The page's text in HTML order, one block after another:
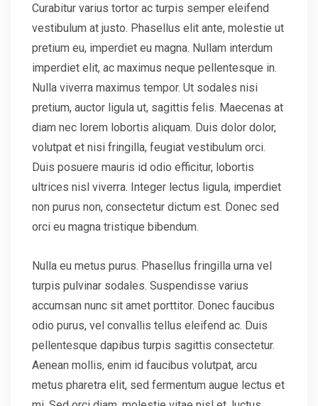
Curabitur varius tortor ac turpis semper eleifend
vestibulum at justo. Phasellus elit ante, molestie ut
pretium eu, imperdiet eu magna. Nullam interdum
imperdiet elit, ac maximus neque pellentesque in.
Nulla viverra maximus tempor. Ut sodales nisi
pretium, auctor ligula ut, sagittis felis. Maecenas at
diam nec lorem lobortis aliquam. Duis dolor dolor,
volutpat et nisi fringilla, feugiat vestibulum orci.
Duis posuere mauris id odio efficitur, lobortis
ultrices nisl viverra. Integer lectus ligula, imperdiet
non purus non, consectetur dictum est. Donec sed
orci eu magna tristique bibendum.
Nulla eu metus purus. Phasellus fringilla urna vel
turpis pulvinar sodales. Suspendisse varius
accumsan nunc sit amet porttitor. Donec faucibus
odio purus, vel convallis tellus eleifend ac. Duis
pellentesque dapibus turpis sagittis consectetur.
Aenean mollis, enim id faucibus volutpat, arcu
metus pharetra elit, sed fermentum augue lectus et